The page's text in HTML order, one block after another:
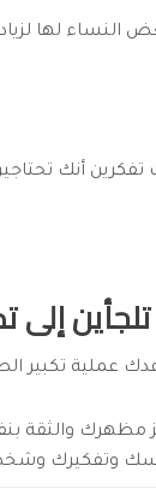
النساء لها
تفكرين أنك
تلجأين
عملية تكبير
مظهرك والثقة
وتفكيرك